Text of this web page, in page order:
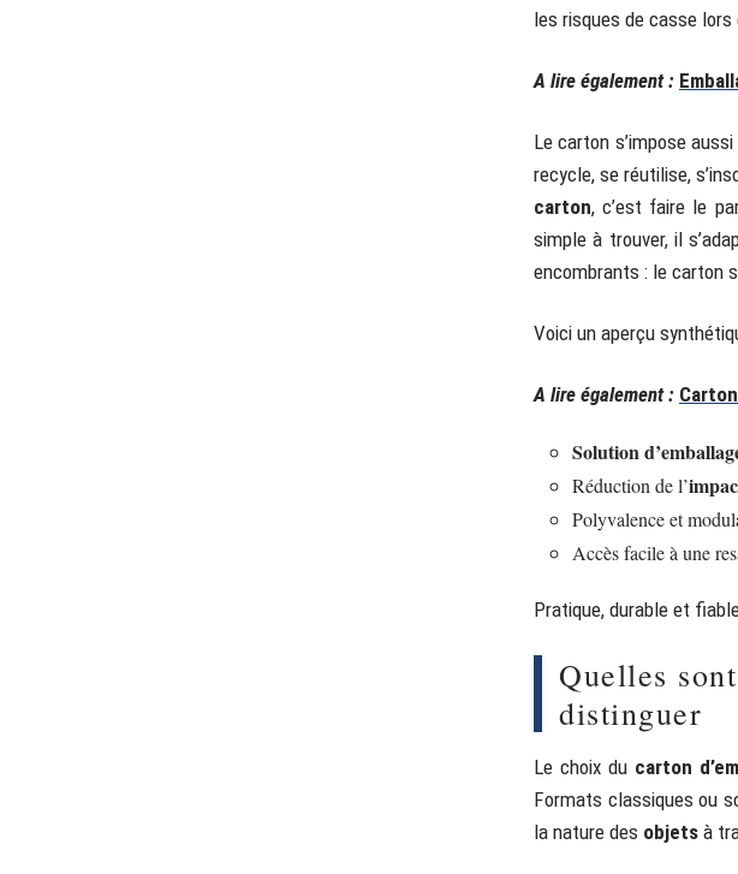
les risques de casse lors
A lire également :
Le carton s’impose
recycle, se réutilise,
carton, c’est faire le
simple à trouver, il
encombrants : le carton
Voici un aperçu
A lire également :
Solution
Réduction de l’
Polyvalence et
Accès facile à une
Pratique, durable et
Quelles
distinguer
Le choix du carton
Formats classiques ou
la nature des objets à